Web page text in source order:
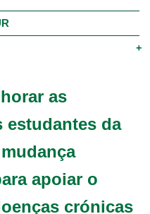
as
estudantes da
apoiar o
crónicas